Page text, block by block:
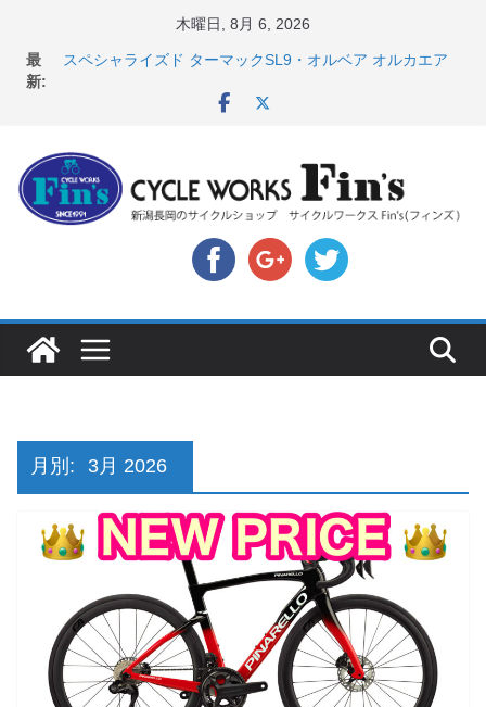
木曜日, 8月 6, 2026
最
新:
スペシャライズド ターマックSL9・オルベア オルカエア
店頭のセールバイク在庫 ロードバイク、MTB、クロス
バイクなど（２０２６・７・１７ 現在）
【 重要 】お支払いについて ＆ クロスバイクのカスタ
店頭のセールバイク在庫 ロードバイク、MTB、クロス
バイクなど（２０２６・７・１０ 現在）
月別: 3月 2026